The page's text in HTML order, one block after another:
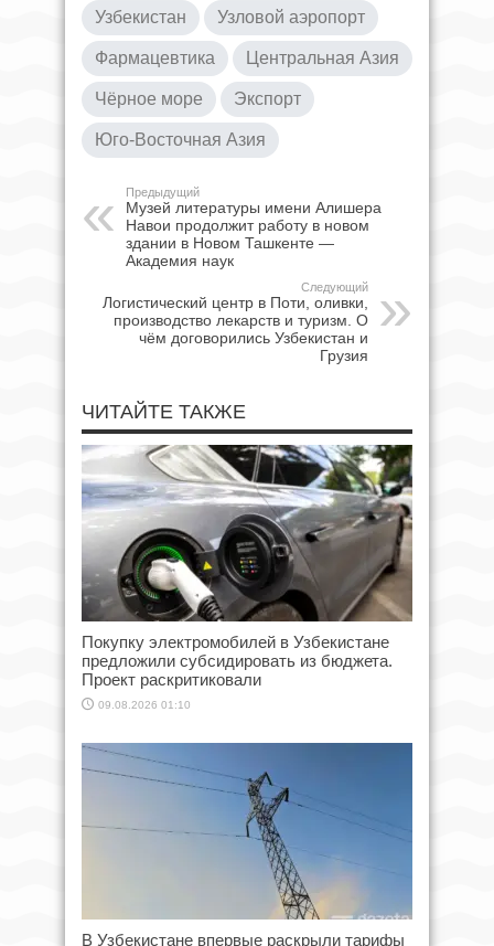
Узбекистан Узловой аэропорт
Фармацевтика Центральная Азия
Чёрное море Экспорт
Юго-Восточная Азия
Предыдущий
Музей литературы имени Алишера
Навои продолжит работу в новом
здании в Новом Ташкенте —
Академия наук
Следующий
Логистический центр в Поти, оливки,
производство лекарств и туризм. О
чём договорились Узбекистан и
Грузия
ЧИТАЙТЕ ТАКЖЕ
Покупку электромобилей в Узбекистане
предложили субсидировать из бюджета.
Проект раскритиковали
09.08.2026 01:10
В Узбекистане впервые раскрыли тарифы